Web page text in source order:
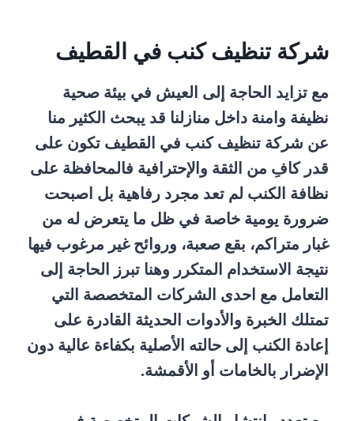
شركة تنظيف كنب في القطيف
مع تزايد الحاجة إلى العيش في بيئة صحية
نظيفة وامنة داخل منازلنا قد يبحث الكثير منا
عن شركة تنظيف كنب في القطيف تكون على
قدر كافِ من الثقة والإحترافية فالمحافظة على
نظافة الكنب لم تعد مجرد رفاهية بل اصبحت
ضرورة يومية خاصة في ظل ما يتعرض له من
غبار متراكم، بقع صعبة، وروائح غير مرغوب فيها
نتيجة الاستخدام المتكرر وهنا تبرز الحاجة إلى
التعامل مع احدى الشركات المتخصصة التي
تمتلك الخبرة والأدوات الحديثة القادرة على
إعادة الكنب إلى حالته الأصلية بكفاءة عالية دون
الإضرار بالخامات أو الأقمشة.